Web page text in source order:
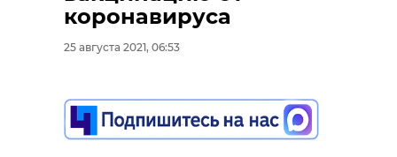
коронавируса
25 августа 2021, 06:53